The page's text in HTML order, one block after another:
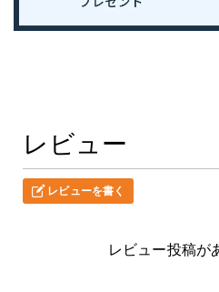
レビュー
レビューを書く
レビュー投稿が